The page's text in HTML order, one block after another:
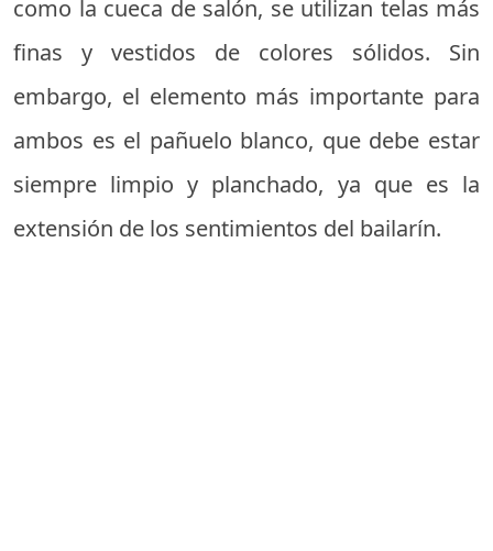
como la cueca de salón, se utilizan telas más
finas y vestidos de colores sólidos. Sin
embargo, el elemento más importante para
ambos es el pañuelo blanco, que debe estar
siempre limpio y planchado, ya que es la
extensión de los sentimientos del bailarín.